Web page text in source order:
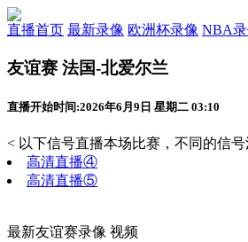
直播首页 最新录像 欧洲杯录像 NBA
友谊赛 法国-北爱尔兰
直播开始时间:2026年6月9日 星期二 03:10
< 以下信号直播本场比赛，不同的信
高清直播④
高清直播⑤
最新友谊赛录像 视频